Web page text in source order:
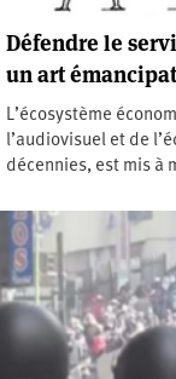
Défendre le
un art
L’écosystème
l’audiovisuel et de
décennies, est mis à